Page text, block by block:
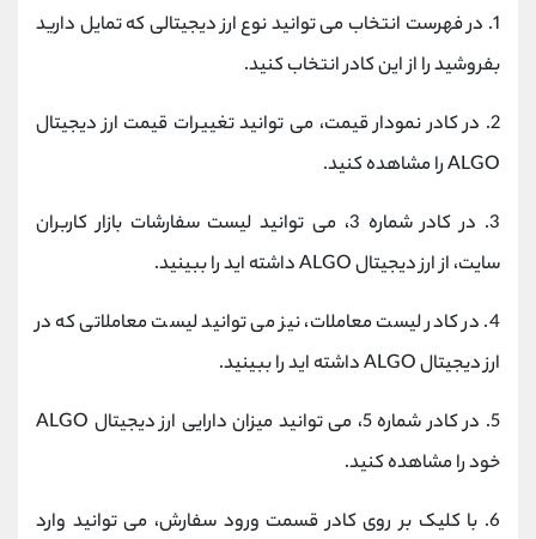
1. در فهرست انتخاب می توانید نوع ارز دیجیتالی که تمایل دارید
بفروشید را از این کادر انتخاب کنید.
2. در کادر نمودار قیمت، می توانید تغییرات قیمت ارز دیجیتال
ALGO را مشاهده کنید.
3. در کادر شماره 3، می توانید لیست سفارشات بازار کاربران
سایت، از ارز دیجیتال ALGO داشته اید را ببینید.
4. در کادر لیست معاملات، نیز می توانید لیست معاملاتی که در
ارز دیجیتال ALGO داشته اید را ببینید.
5. در کادر شماره 5، می توانید میزان دارایی ارز دیجیتال ALGO
خود را مشاهده کنید.
6. با کلیک بر روی کادر قسمت ورود سفارش، می توانید وارد